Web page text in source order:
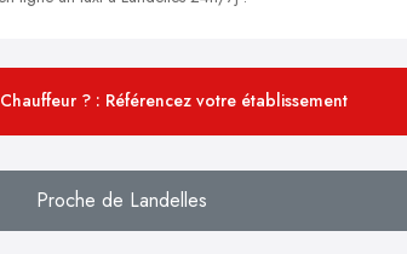
? : Référencez votre établissement
Proche de Landelles